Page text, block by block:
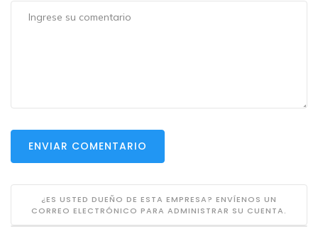
ENVIAR COMENTARIO
¿ES USTED DUEÑO DE ESTA EMPRESA? ENVÍENOS UN
CORREO ELECTRÓNICO PARA ADMINISTRAR SU CUENTA.